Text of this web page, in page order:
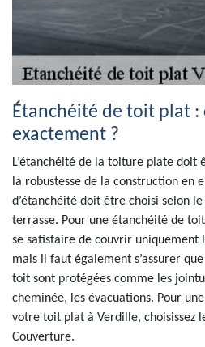
Étanchéité de toit plat :
exactement ?
L’étanchéité de la toiture plate doit
la robustesse de la construction en
d’étanchéité doit être choisi selon
terrasse. Pour une étanchéité de
se satisfaire de couvrir uniquement
mais il faut également s’assurer
toit sont protégées comme les
cheminée, les évacuations. Pour
votre toit plat à Verdille, choisissez
Couverture.